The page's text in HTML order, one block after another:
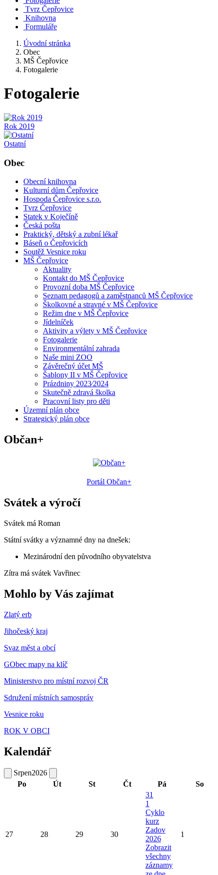
Tvrz Čepřovice
Knihovna
Formuláře
Úvodní stránka
Obec
MŠ Čepřovice
Fotogalerie
Fotogalerie
Rok 2019
Ostatní
Obec
Obecní knihovna
Kulturní dům Čepřovice
Hospoda Čepřovice s.r.o.
Tvrz Čepřovice
Statek v Koječíně
Česká pošta
Praktický, dětský a zubní lékař
Báseň o Čepřovicích
Soutěž Vesnice roku
MŠ Čepřovice
Aktuality
Kontakt do MŠ Čepřovice
Provozní doba MŠ Čepřovice
Seznam pedagogů a zaměstnanců MŠ Čepřovice
Školkovné a stravné v MŠ Čepřovice
Režim dne v MŠ Čepřovice
Jídelníček
Aktivity a výlety v MŠ Čepřovice
Fotogalerie
Environmentální zahrada
Naše mini ZOO
Závěrečný účet MŠ
Šablony II v MŠ Čepřovice
Prázdniny 2023⁄2024
Skutečně zdravá školka
Pracovní listy pro děti
Územní plán obce
Strategický plán obce
Občan+
Portál Občan+
Svátek a výročí
Svátek má Roman
Státní svátky a významné dny na dnešek:
Mezinárodní den původního obyvatelstva
Zítra má svátek Vavřinec
Mohlo by Vás zajímat
Zlatý erb
Jihočeský kraj
Svaz měst a obcí
GObec mapy na klíč
Ministerstvo pro místní rozvoj ČR
Sdružení místních samospráv
Vesnice roku
ROK V OBCI
Kalendář
Srpen2026
Po
Út St Čt Pá So
27 28 29 30
31
1
Cyklo
kurz
Zadov
2026
Zobrazit
všechny
záznamy
1